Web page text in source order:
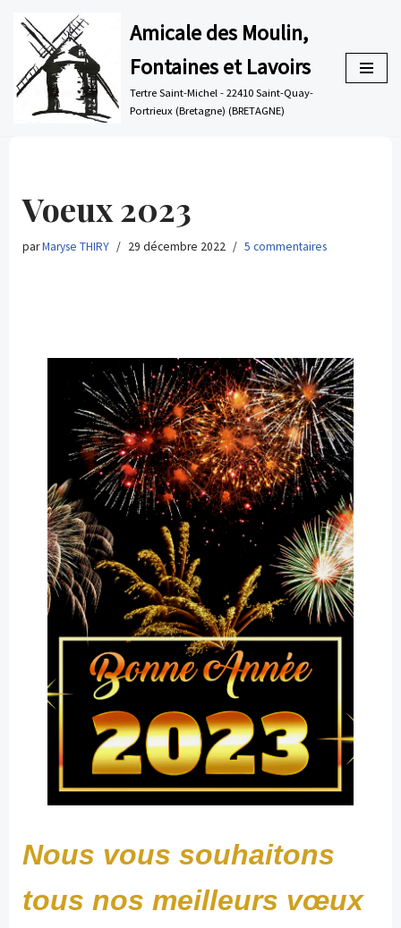
Aller
au
contenu
Amicale des Moulin,
Fontaines et Lavoirs
Tertre Saint-Michel - 22410 Saint-Quay-
Portrieux (Bretagne) (BRETAGNE)
Voeux 2023
parMaryse THIRY 29 décembre 2022 5 commentaires
Nous vous souhaitons
tous nos meilleurs vœux